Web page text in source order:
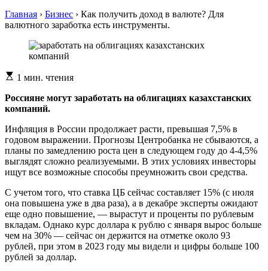
Главная › Бизнес › Как получить доход в валюте? Для
валютного заработка есть инструменты.
Расчетное
чтения
1 мин. чтения
Россияне могут заработать на облигациях казахстанских
компаний.
Инфляция в России продолжает расти, превышая 7,5% в
годовом выражении. Прогнозы Центробанка не сбываются, а
планы по замедлению роста цен в следующем году до 4-4,5%
выглядят сложно реализуемыми. В этих условиях инвесторы
ищут все возможные способы преумножить свои средства.
С учетом того, что ставка ЦБ сейчас составляет 15% (с июля
она повышена уже в два раза), а в декабре эксперты ожидают
еще одно повышение, — вырастут и проценты по рублевым
вкладам. Однако курс доллара к рублю с января вырос больше
чем на 30% — сейчас он держится на отметке около 93
рублей, при этом в 2023 году мы видели и цифры больше 100
рублей за доллар.